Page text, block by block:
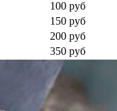
100 руб
150 руб
200 руб
350 руб